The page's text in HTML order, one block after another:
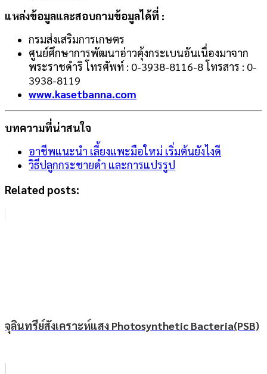
แหล่งข้อมูลและสอบถามข้อมูลได้ที่ :
กรมส่งเสริมการเกษตร
ศูนย์ศึกษาการพัฒนาอ่าวคุ้งกระเบนอันเนื่องมาจาก
พระราชดำริ โทรศัพท์ : 0-3938-8116-8 โทรสาร : 0-
3938-8119
www.kasetbanna.com
บทความที่น่าสนใจ
อาชีพแนะนำ เลี้ยงแพะมือใหม่ เริ่มต้นยังไงดี
วิธีปลูกกระชายดำ และการแปรรูป
Related posts:
จุลินทรีย์สังเคราะห์แสง Photosynthetic Bacteria(PSB)